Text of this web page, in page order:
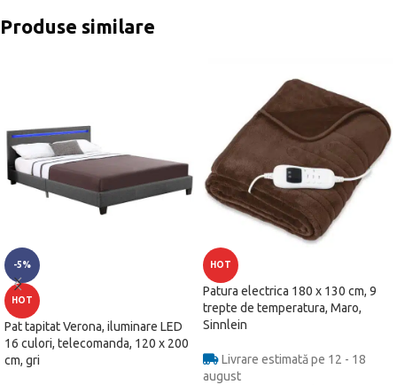
Produse similare
-5%
HOT
Pat tapitat Verona, iluminare LED
16 culori, telecomanda, 120 x 200
cm, gri
HOT
Patura electrica 180 x 130 cm, 9
trepte de temperatura, Maro,
Sinnlein
Livrare estimată pe 12 - 18
august